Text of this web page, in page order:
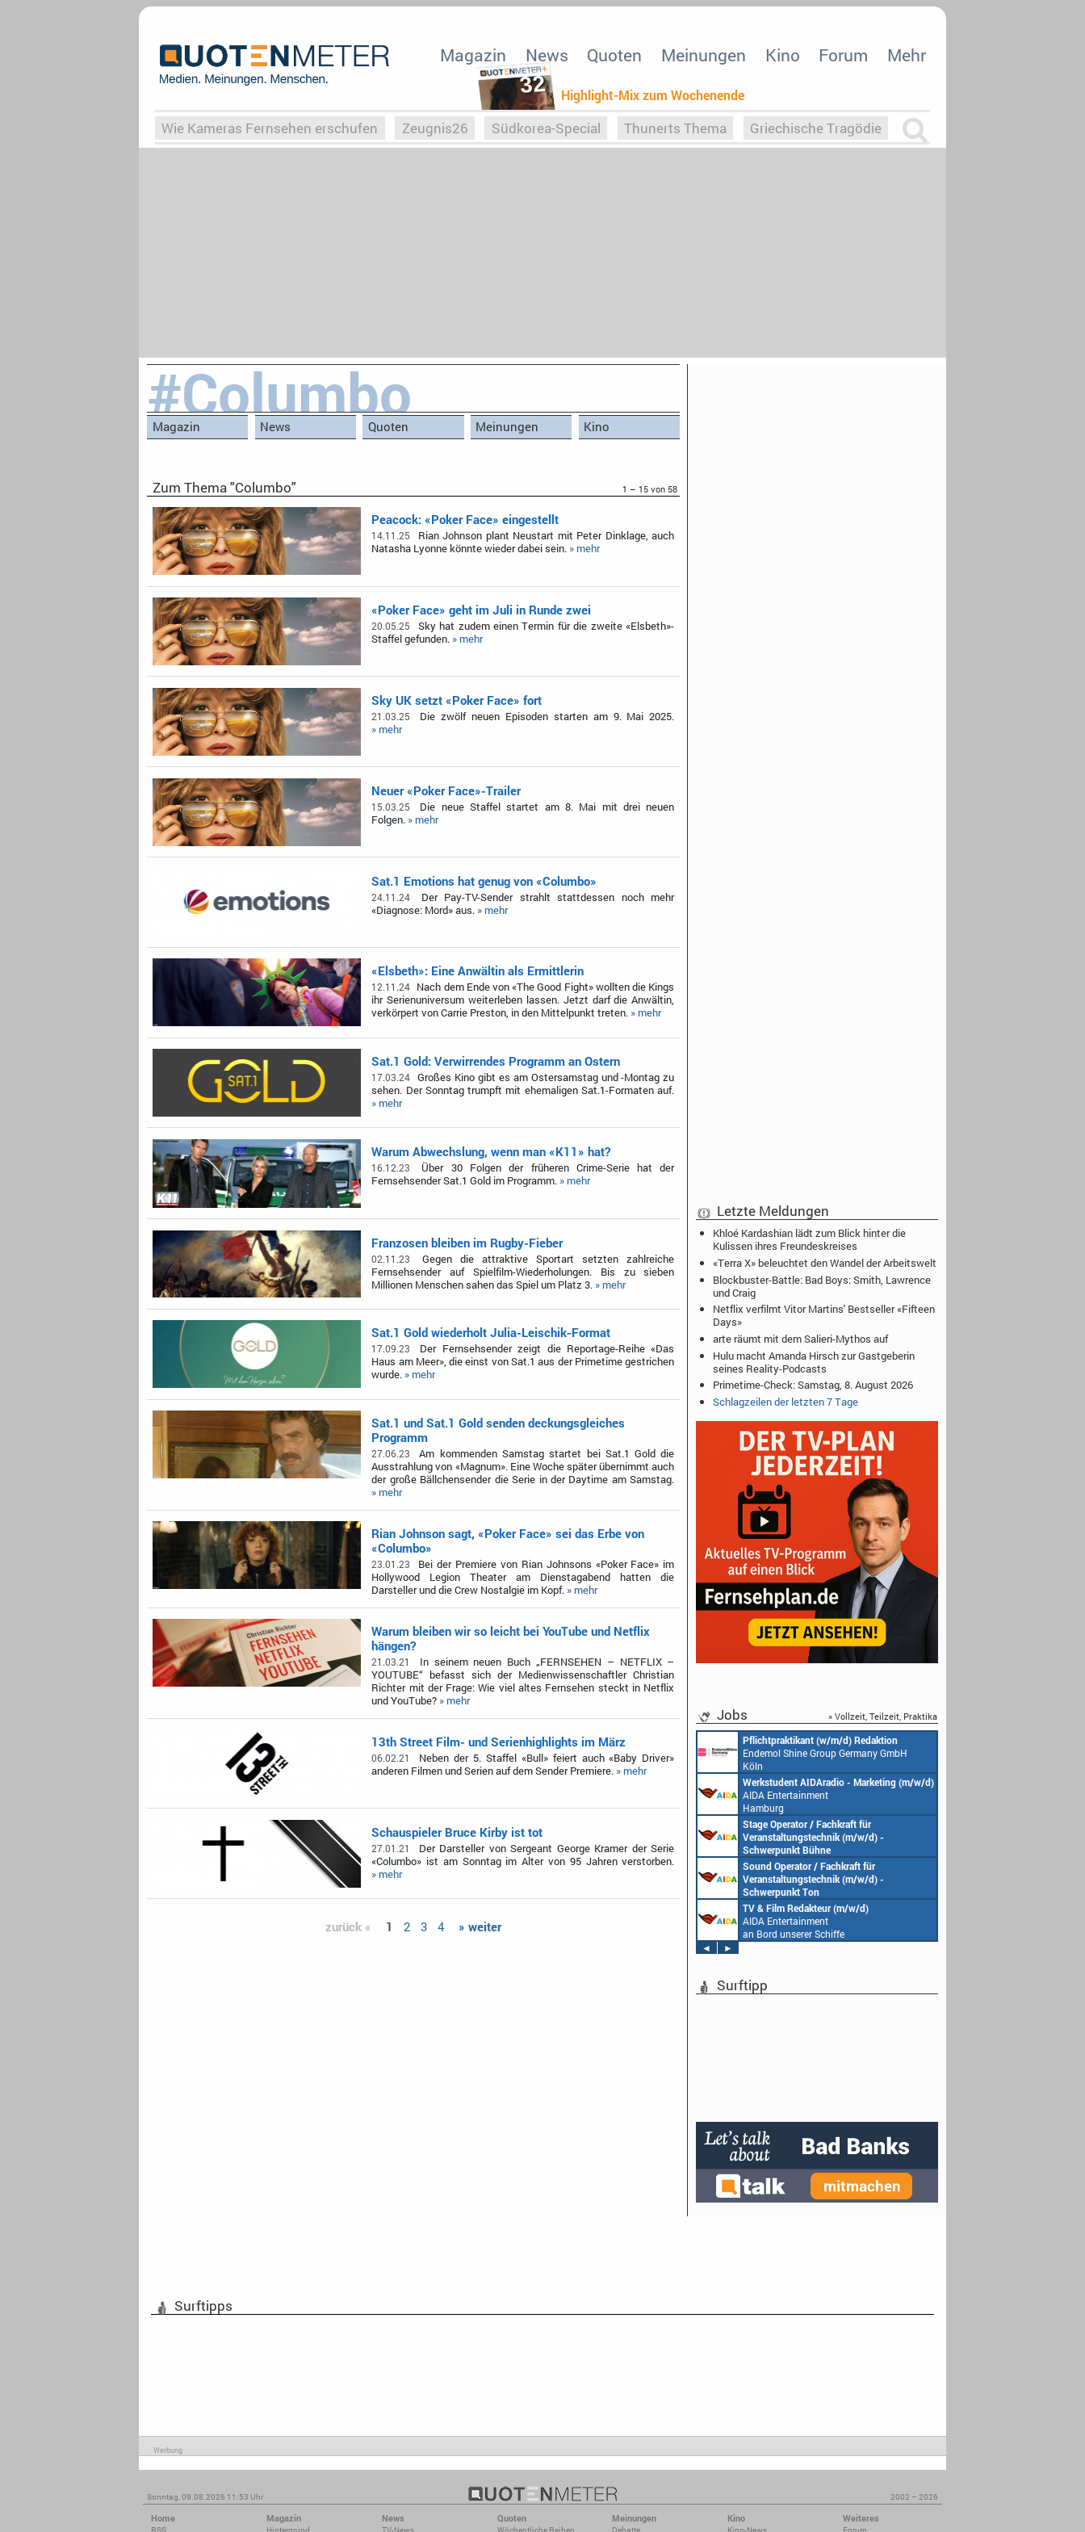
32 Highlight-Mix zum Wochenende
Magazin News Quoten Meinungen Kino Forum Mehr
Wie Kameras Fernsehen erschufen Zeugnis26 Südkorea-Special Thunerts Thema Griechische Tragödie
#Columbo
Magazin News Quoten Meinungen Kino
Zum Thema "Columbo" 1 – 15 von 58
Peacock: «Poker Face» eingestellt
14.11.25
Rian Johnson plant Neustart mit Peter Dinklage, auch
Natasha Lyonne könnte wieder dabei sein. » mehr
«Poker Face» geht im Juli in Runde zwei
20.05.25
Sky hat zudem einen Termin für die zweite «Elsbeth»-
Staffel gefunden. » mehr
Sky UK setzt «Poker Face» fort
21.03.25
Die zwölf neuen Episoden starten am 9. Mai 2025.
» mehr
Neuer «Poker Face»-Trailer
15.03.25
Die neue Staffel startet am 8. Mai mit drei neuen
Folgen. » mehr
Sat.1 Emotions hat genug von «Columbo»
24.11.24
Der Pay-TV-Sender strahlt stattdessen noch mehr
«Diagnose: Mord» aus. » mehr
«Elsbeth»: Eine Anwältin als Ermittlerin
12.11.24 Nach dem Ende von «The Good Fight» wollten die Kings
ihr Serienuniversum weiterleben lassen. Jetzt darf die Anwältin,
verkörpert von Carrie Preston, in den Mittelpunkt treten. » mehr
Sat.1 Gold: Verwirrendes Programm an Ostern
17.03.24 Großes Kino gibt es am Ostersamstag und -Montag zu
sehen. Der Sonntag trumpft mit ehemaligen Sat.1-Formaten auf.
» mehr
Warum Abwechslung, wenn man «K11» hat?
16.12.23
Über 30 Folgen der früheren Crime-Serie hat der
Fernsehsender Sat.1 Gold im Programm. » mehr
Franzosen bleiben im Rugby-Fieber
02.11.23
Gegen die attraktive Sportart setzten zahlreiche
Fernsehsender auf Spielfilm-Wiederholungen. Bis zu sieben
Millionen Menschen sahen das Spiel um Platz 3. » mehr
Sat.1 Gold wiederholt Julia-Leischik-Format
17.09.23
Der Fernsehsender zeigt die Reportage-Reihe «Das
Haus am Meer», die einst von Sat.1 aus der Primetime gestrichen
wurde. » mehr
Sat.1 und Sat.1 Gold senden deckungsgleiches
Programm
27.06.23
Am kommenden Samstag startet bei Sat.1 Gold die
Ausstrahlung von «Magnum». Eine Woche später übernimmt auch
der große Bällchensender die Serie in der Daytime am Samstag.
» mehr
Rian Johnson sagt, «Poker Face» sei das Erbe von
«Columbo»
23.01.23
Bei der Premiere von Rian Johnsons «Poker Face» im
Hollywood Legion Theater am Dienstagabend hatten die
Darsteller und die Crew Nostalgie im Kopf. » mehr
Warum bleiben wir so leicht bei YouTube und Netflix
hängen?
21.03.21
In seinem neuen Buch „FERNSEHEN – NETFLIX –
YOUTUBE“ befasst sich der Medienwissenschaftler Christian
Richter mit der Frage: Wie viel altes Fernsehen steckt in Netflix
und YouTube? » mehr
13th Street Film- und Serienhighlights im März
06.02.21
Neben der 5. Staffel «Bull» feiert auch «Baby Driver»
anderen Filmen und Serien auf dem Sender Premiere. » mehr
Schauspieler Bruce Kirby ist tot
27.01.21
Der Darsteller von Sergeant George Kramer der Serie
«Columbo» ist am Sonntag im Alter von 95 Jahren verstorben.
» mehr
zurück « 1 2 3 4 » weiter
Letzte Meldungen
Khloé Kardashian lädt zum Blick hinter die
Kulissen ihres Freundeskreises
«Terra X» beleuchtet den Wandel der Arbeitswelt
Blockbuster-Battle: Bad Boys: Smith, Lawrence
und Craig
Netflix verfilmt Vitor Martins' Bestseller «Fifteen
Days»
arte räumt mit dem Salieri-Mythos auf
Hulu macht Amanda Hirsch zur Gastgeberin
seines Reality-Podcasts
Primetime-Check: Samstag, 8. August 2026
Schlagzeilen der letzten 7 Tage
Jobs » Vollzeit, Teilzeit, Praktika
Pflichtpraktikant (w/m/d) Redaktion
Endemol Shine Group Germany GmbH
Köln
Werkstudent AIDAradio - Marketing (m/w/d)
AIDA Entertainment
Hamburg
Stage Operator / Fachkraft für
Veranstaltungstechnik (m/w/d) -
Schwerpunkt Bühne
AIDA Entertainment
an Bord unserer Schiffe
Sound Operator / Fachkraft für
Veranstaltungstechnik (m/w/d) -
Schwerpunkt Ton
AIDA Entertainment
an Bord unserer Schiffe
TV & Film Redakteur (m/w/d)
AIDA Entertainment
an Bord unserer Schiffe
◄
►
Surftipp
Surftipps
Werbung
Sonntag, 09.08.2026 11:53 Uhr 2002 – 2026
Home Magazin News Quoten Meinungen Kino Weiteres